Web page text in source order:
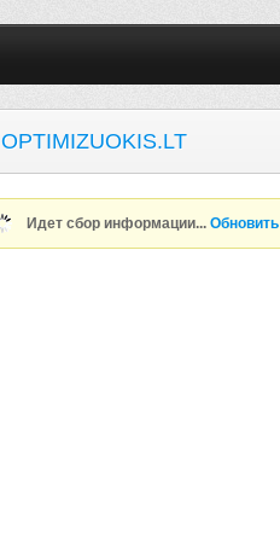
OPTIMIZUOKIS.LT
Идет сбор информации...Обновить